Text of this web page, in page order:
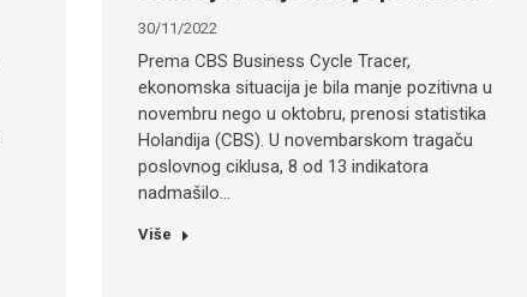
30/11/2022
Prema CBS Business Cycle Tracer,
ekonomska situacija je bila manje pozitivna u
novembru nego u oktobru, prenosi statistika
Holandija (CBS). U novembarskom tragaču
poslovnog ciklusa, 8 od 13 indikatora
nadmašilo…
Više